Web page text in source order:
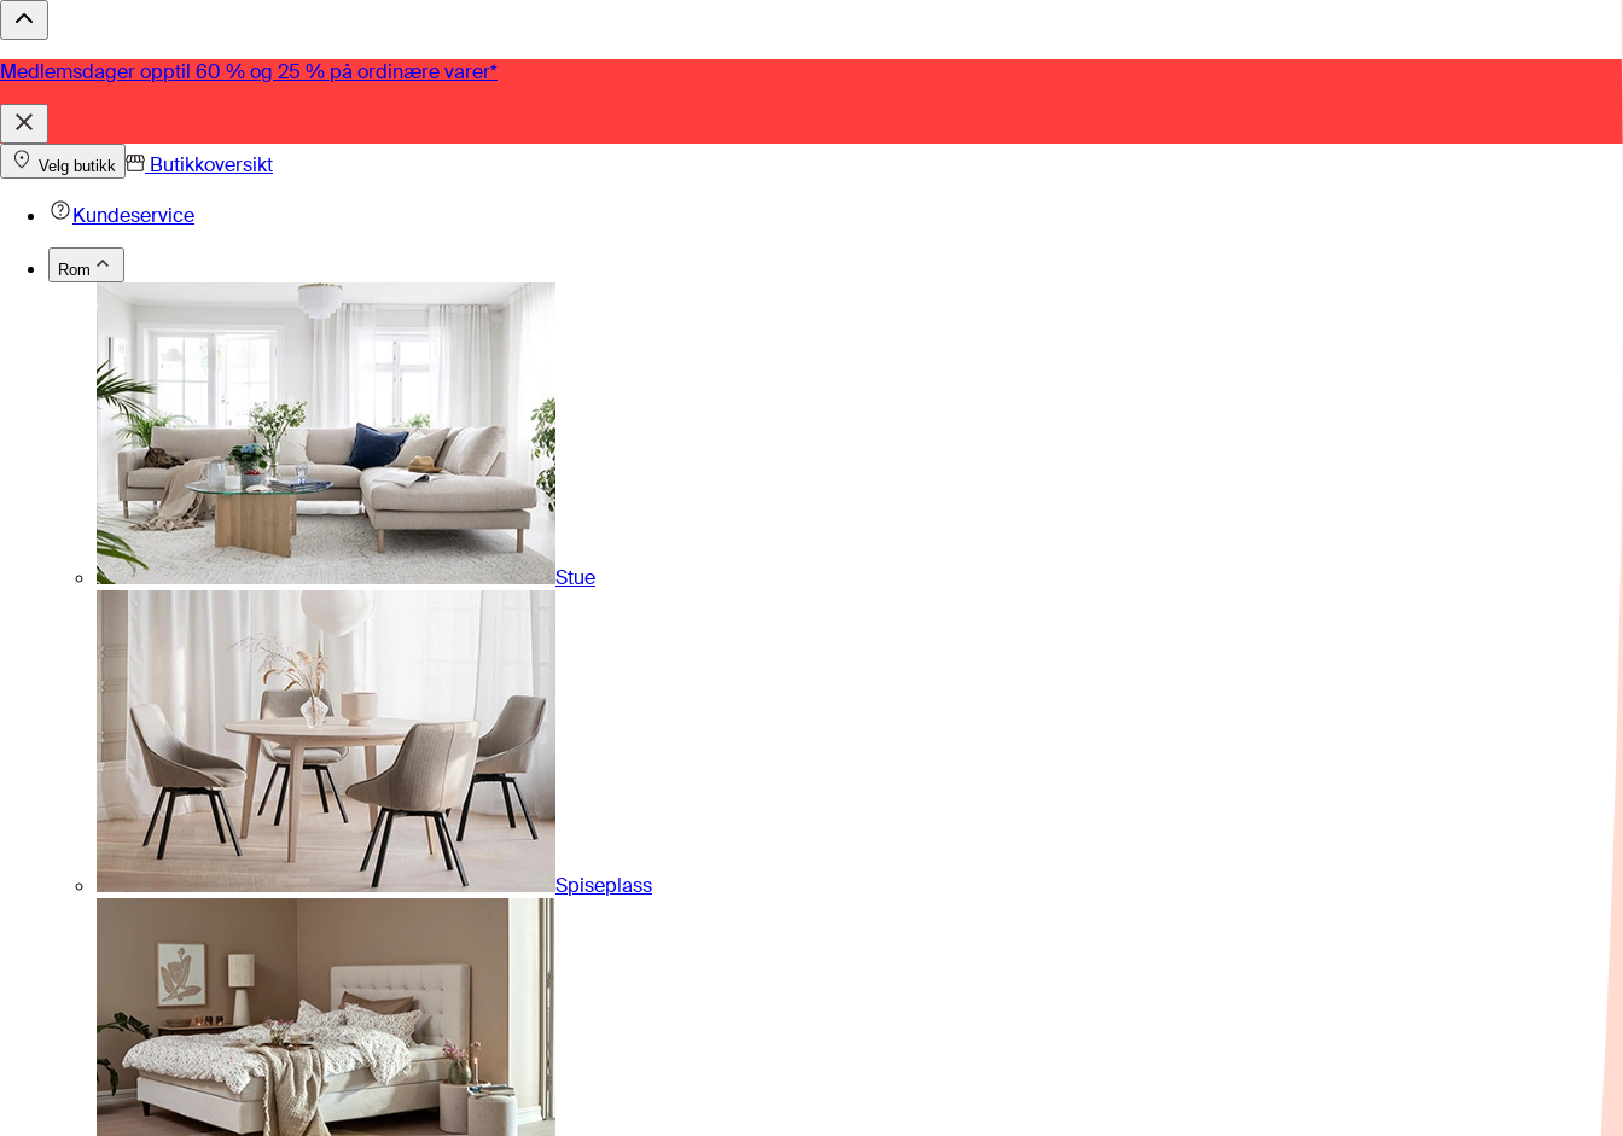
Medlemsdager opptil 60 % og 25 % på ordinære varer*
Velg butikk
Butikkoversikt
Kundeservice
Rom
Stue
Spiseplass